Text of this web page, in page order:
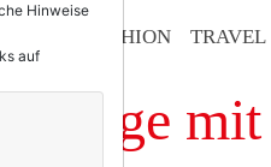
& FASHION TRAVEL
Einträge
Hinweise
auf